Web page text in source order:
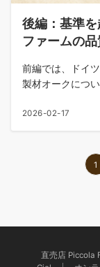
後編：基準
ファームの品
前編では、ドイ
製材オークにつ
2026-02-17
ー
1
直売店 Piccola